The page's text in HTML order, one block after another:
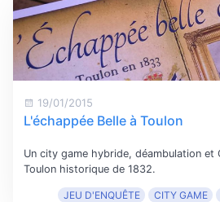
19/01/2015
L'échappée Belle à Toulon
Un city game hybride, déambulation et
Toulon historique de 1832.
JEU D'ENQUÊTE CITY GAME